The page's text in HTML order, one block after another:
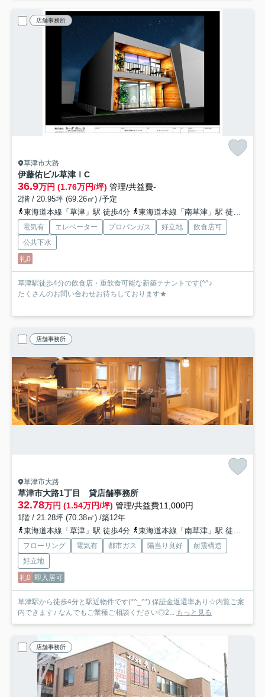
店舗事務所
草津市大路
伊藤佑ビル草津Ⅰ C
36.9万円 (1.76万円/坪) 管理/共益費-
2階 / 20.95坪 (69.26㎡) /予定
東海道本線「草津」駅 徒歩4分
東海道本線「南草津」駅 徒歩33分
電気有 エレベーター プロパンガス 好立地
飲食店可
公共下水
礼0
草津駅徒歩4分の飲食店・重飲食可能な新築テナントです(^^♪
たくさんのお問い合わせお待ちしております★
店舗事務所
草津市大路
草津市大路1丁目 貸店舗事務所
32.78万円 (1.54万円/坪) 管理/共益費11,000円
1階 / 21.28坪 (70.38㎡) /築12年
東海道本線「草津」駅 徒歩4分
東海道本線「南草津」駅 徒歩28分
フローリング 電気有 都市ガス 陽当り良好
耐震構造
好立地
礼0 即入居可
草津駅から徒歩4分と駅近物件です(*^_^*) 保証金返還率あり☆内覧ご案
内できます♪ なんでもご業種ご相談ください◎2... もっと見る
店舗事務所